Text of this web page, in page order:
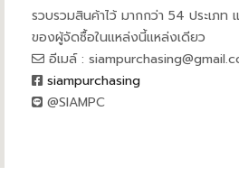
รวบรวมสินค้าไว้ มากกว่า 54 ประเภ
ของผู้จัดซื้อในแหล่งนี้แหล่งเดียว
อีเมล์ :
siampurchasing
@SIAMPC